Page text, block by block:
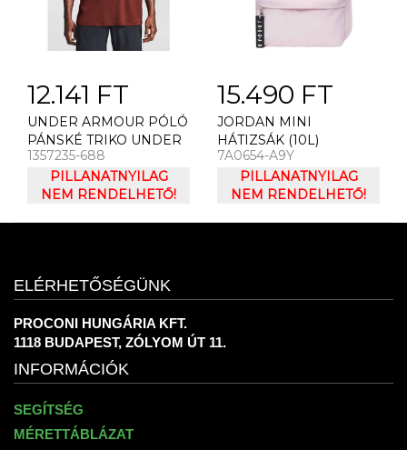
12.141 FT
UNDER ARMOUR PÓLÓ
PÁNSKÉ TRIKO UNDER
ARMOUR LOGO
WORDMARK TECH SS
1357235-688
PILLANATNYILAG
NEM RENDELHETŐ!
15.490 FT
JORDAN MINI
HÁTIZSÁK (10L)
7A0654-A9Y
PILLANATNYILAG
NEM RENDELHETŐ!
ELÉRHETŐSÉGÜNK
PROCONI HUNGÁRIA KFT.
1118 BUDAPEST, ZÓLYOM ÚT 11.
INFORMÁCIÓK
SEGÍTSÉG
MÉRETTÁBLÁZAT